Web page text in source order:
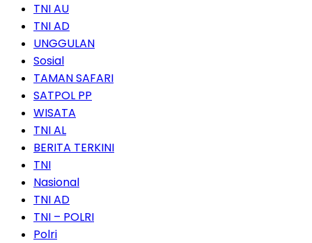
TNI AU
TNI AD
UNGGULAN
Sosial
TAMAN SAFARI
SATPOL PP
WISATA
TNI AL
BERITA TERKINI
TNI
Nasional
TNI AD
TNI – POLRI
Polri